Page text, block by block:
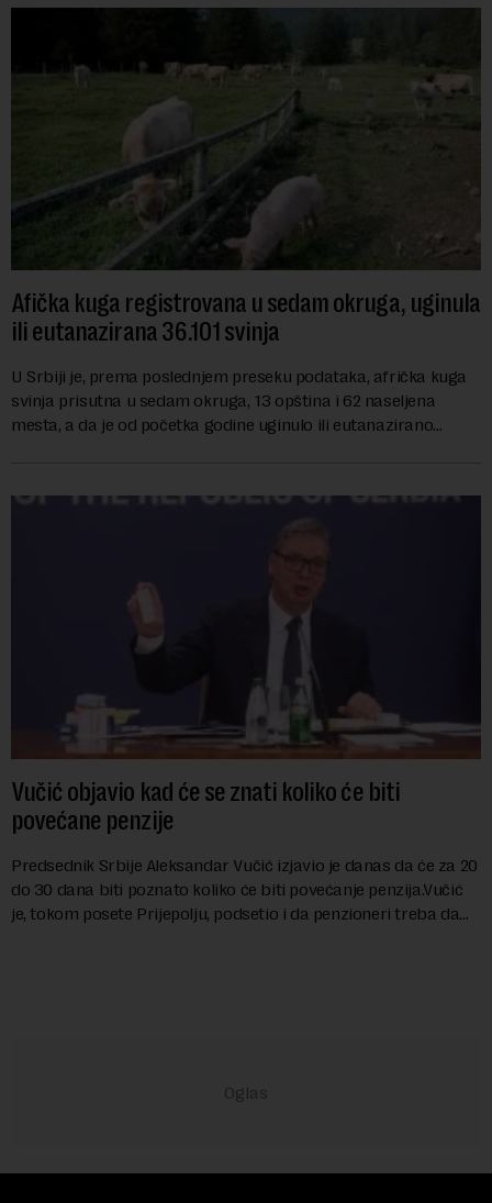
Afička kuga registrovana u sedam okruga, uginula
ili eutanazirana 36.101 svinja
U Srbiji je, prema poslednjem preseku podataka, afrička kuga
svinja prisutna u sedam okruga, 13 opština i 62 naseljena
mesta, a da je od početka godine uginulo ili eutanazirano
Vučić objavio kad će se znati koliko će biti
povećane penzije
Predsednik Srbije Aleksandar Vučić izjavio je danas da će za 20
do 30 dana biti poznato koliko će biti povećanje penzija.Vučić
je, tokom posete Prijepolju, podsetio i da penzioneri treba da